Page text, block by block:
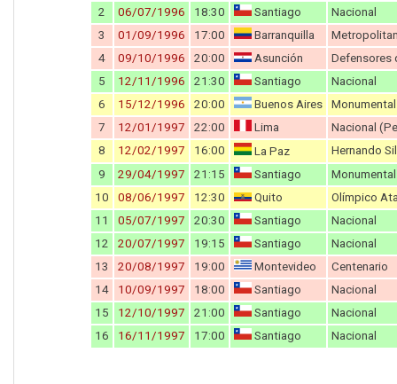
2
06/07/1996 18:30 Santiago
Nacional
3
01/09/1996 17:00 Barranquilla
4
09/10/1996 20:00 Asunción
Defensores
5
12/11/1996 21:30 Santiago
Nacional
6
15/12/1996 20:00 Buenos Aires
7
12/01/1997 22:00 Lima
Nacional
8
12/02/1997 16:00 La Paz
Hernando
9
29/04/1997 21:15 Santiago
Monumental
10
08/06/1997 12:30 Quito
Olímpico
11
05/07/1997 20:30 Santiago
Nacional
12
20/07/1997 19:15 Santiago
Nacional
13
20/08/1997 19:00 Montevideo
Centenario
14
10/09/1997 18:00 Santiago
Nacional
15
12/10/1997 21:00 Santiago
Nacional
16
16/11/1997 17:00 Santiago Nacional